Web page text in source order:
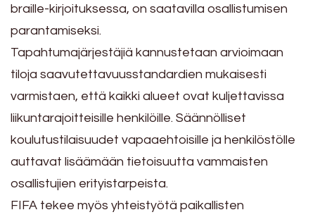
braille-kirjoituksessa, on saatavilla osallistumisen
parantamiseksi.
Tapahtumajärjestäjiä kannustetaan arvioimaan
tiloja saavutettavuusstandardien mukaisesti
varmistaen, että kaikki alueet ovat kuljettavissa
liikuntarajoitteisille henkilöille. Säännölliset
koulutustilaisuudet vapaaehtoisille ja henkilöstölle
auttavat lisäämään tietoisuutta vammaisten
osallistujien erityistarpeista.
FIFA tekee myös yhteistyötä paikallisten